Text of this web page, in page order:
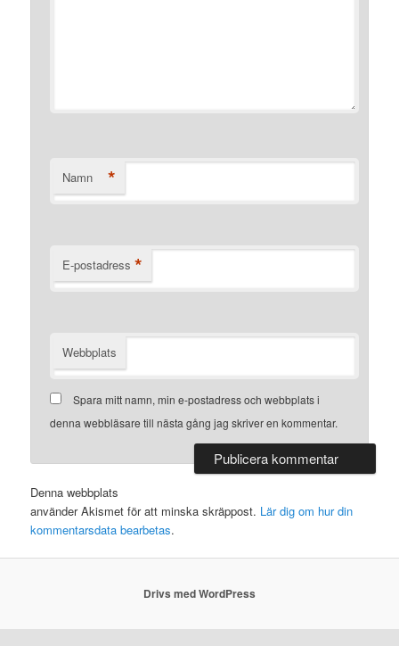
Namn *
E-postadress *
Webbplats
Spara mitt namn, min e-postadress och webbplats i
denna webbläsare till nästa gång jag skriver en kommentar.
Denna webbplats
använder Akismet för att minska skräppost. Lär dig om hur din
kommentarsdata bearbetas.
Drivs med WordPress